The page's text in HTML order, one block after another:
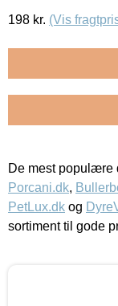
198 kr. (Vis
De mest populære
Porcani.dk,
PetLux.dk og
sortiment til gode